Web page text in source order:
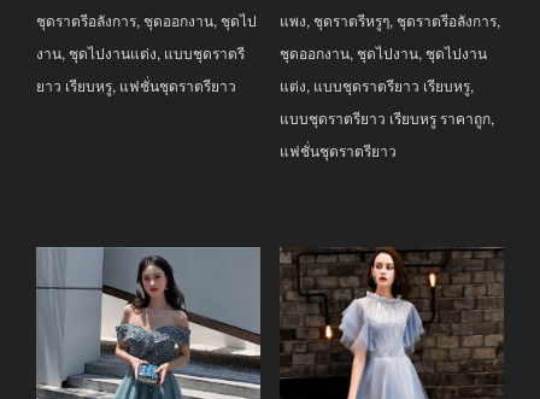
ชุดราตรีอลังการ,ชุดออกงาน,ชุดไป
งาน,ชุดไปงานแต่ง, แบบชุดราตรี
ยาว เรียบหรู, แฟชั่นชุดราตรียาว
แพง,ชุดราตรีหรูๆ,ชุดราตรีอลังการ,
ชุดออกงาน,ชุดไปงาน,ชุดไปงาน
แต่ง, แบบชุดราตรียาว เรียบหรู,
แบบชุดราตรียาว เรียบหรู ราคาถูก,
แฟชั่นชุดราตรียาว